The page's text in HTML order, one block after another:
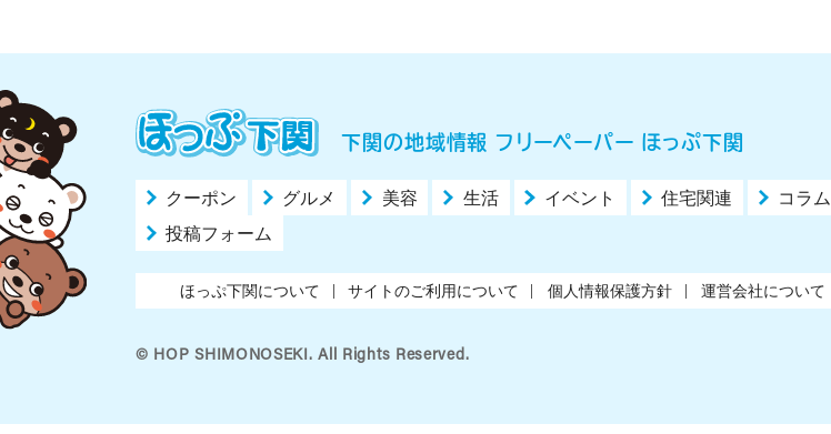
下関の地域情報 フリーペーパー ほっぷ下関
クーポン グルメ 美容 生活 イベント 住宅関連
コラム
投稿フォーム
ほっぷ下関について サイトのご利用について 個人情報保護方針 運営会社について
© HOP SHIMONOSEKI. All Rights Reserved.